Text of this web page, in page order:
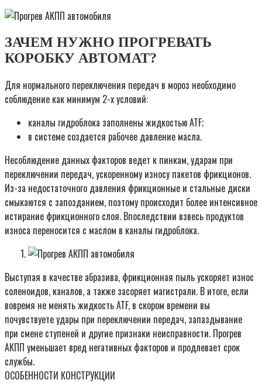
ЗАЧЕМ НУЖНО ПРОГРЕВАТЬ
КОРОБКУ АВТОМАТ?
Для нормального переключения передач в мороз необходимо
соблюдение как минимум 2-х условий:
каналы гидроблока заполнены жидкостью ATF;
в системе создается рабочее давление масла.
Несоблюдение данных факторов ведет к пинкам, ударам при
переключении передач, ускоренному износу пакетов фрикционов.
Из-за недостаточного давления фрикционные и стальные диски
смыкаются с запозданием, поэтому происходит более интенсивное
истирание фрикционного слоя. Впоследствии взвесь продуктов
износа переносится с маслом в каналы гидроблока.
Выступая в качестве абразива, фрикционная пыль ускоряет износ
соленоидов, каналов, а также засоряет магистрали. В итоге, если
вовремя не менять жидкость ATF, в скором времени вы
почувствуете удары при переключении передач, запаздывание
при смене ступеней и другие признаки неисправности. Прогрев
АКПП уменьшает вред негативных факторов и продлевает срок
службы.
ОСОБЕННОСТИ КОНСТРУКЦИИ